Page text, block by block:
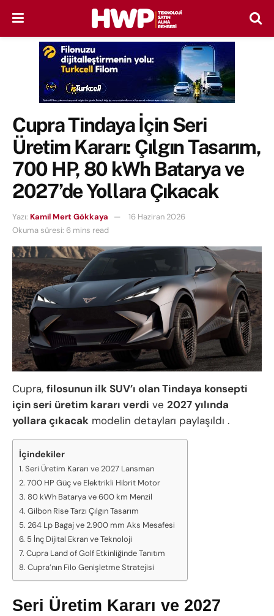
Cupra Tindaya İçin Seri
Üretim Kararı: Çılgın Tasarım,
700 HP, 80 kWh Batarya ve
2027’de Yollara Çıkacak
Yazı: Kamil Mert Gökkaya
16 Haziran 2026
Okuma süresi: 6 mins read
Cupra, filosunun ilk SUV’ı olan Tindaya konsepti
için seri üretim kararı verdi ve 2027 yılında
yollara çıkacak modelin detayları paylaşıldı .
İçindekiler
Seri Üretim Kararı ve 2027 Lansman
700 HP Güç ve Elektrikli Hibrit Motor
80 kWh Batarya ve 600 km Menzil
Gilbon Rise Tarzı Çılgın Tasarım
264 Lp Bagaj ve 2.900 mm Aks Mesafesi
5 İnç Dijital Ekran ve Teknoloji
Cupra Land of Golf Etkinliğinde Tanıtım
Cupra’nın Filo Genişletme Stratejisi
Seri Üretim Kararı ve 2027